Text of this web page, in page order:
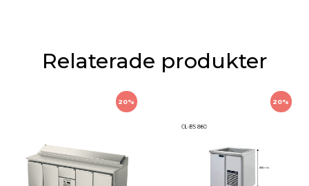
Relaterade produkter
20% 20%